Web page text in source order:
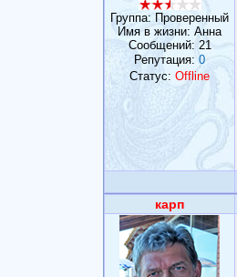
Группа: Проверенный
Имя в жизни: Анна
Сообщений: 21
Репутация: 0
Статус: Offline
карп